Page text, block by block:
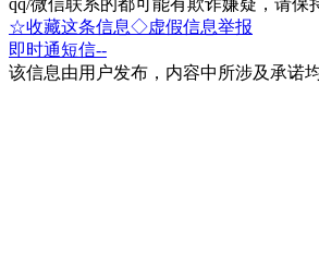
☆收藏这条信息◇虚假信息举报
即时通短信--
该信息由用户发布，内容中所涉及承诺